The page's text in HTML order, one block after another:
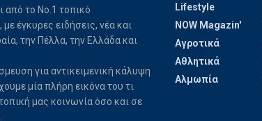
από το Νο.1 τοπικό
έγκυρες ειδήσεις, νέα και
την Πέλλα, την Ελλάδα και
για αντικειμενική κάλυψη
μία πλήρη εικόνα του τι
μας κοινωνία όσο και σε
Lifestyle
NOW Magazin'
Αγροτικά
Αθλητικά
Αλμωπία